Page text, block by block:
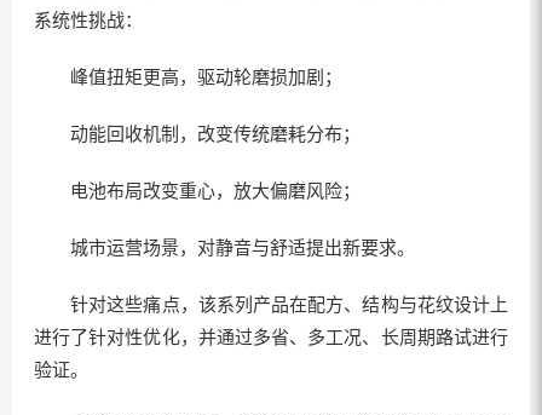
系统性挑战：
峰值扭矩更高，驱动轮磨损加剧；
动能回收机制，改变传统磨耗分布；
电池布局改变重心，放大偏磨风险；
城市运营场景，对静音与舒适提出新要求。
针对这些痛点，该系列产品在配方、结构与花纹设计上
进行了针对性优化，并通过多省、多工况、长周期路试进行
验证。